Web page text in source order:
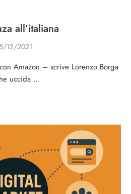
all’italiana
12/2021
Amazon – scrive Lorenzo Borga
uccida …